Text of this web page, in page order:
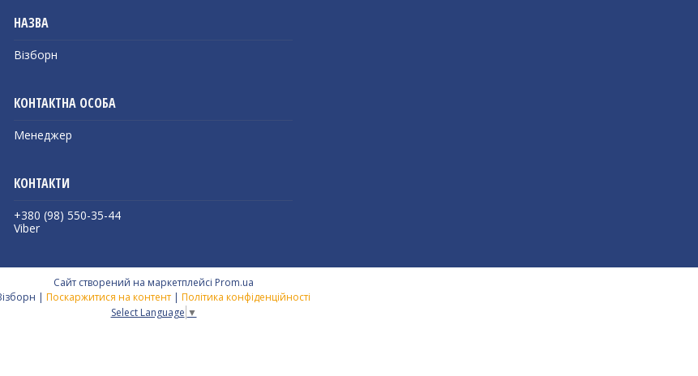
Візборн
Менеджер
+380 (98) 550-35-44
Viber
Сайт створений на маркетплейсі Prom.ua
Візборн | Поскаржитися на контент | Політика конфіденційності
Select Language ▼